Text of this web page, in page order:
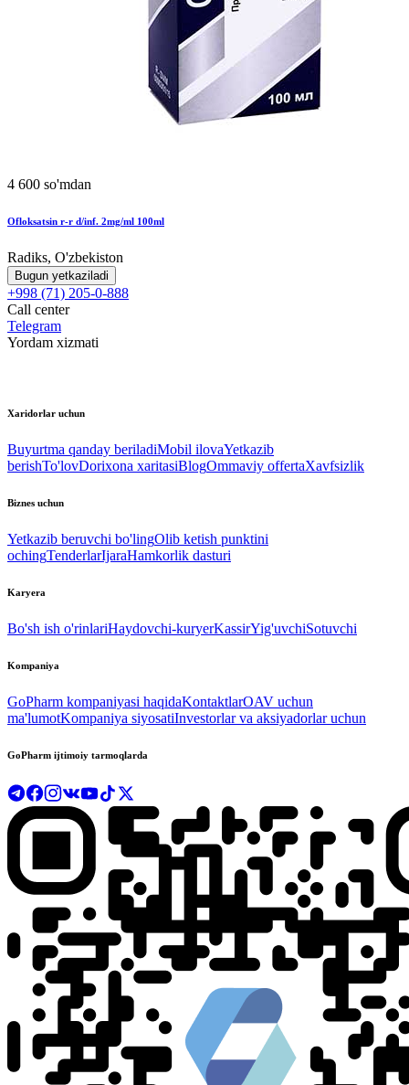
4 600 so'mdan
Ofloksatsin r-r d/inf. 2mg/ml 100ml
Radiks, O'zbekiston
Bugun yetkaziladi
+998 (71) 205-0-888
Call center
Telegram
Yordam xizmati
Xaridorlar uchun
Buyurtma qanday beriladiMobil ilovaYetkazib
berishTo'lovDorixona xaritasiBlogOmmaviy offertaXavfsizlik
Biznes uchun
Yetkazib beruvchi bo'lingOlib ketish punktini
ochingTenderlarIjaraHamkorlik dasturi
Karyera
Bo'sh ish o'rinlariHaydovchi-kuryerKassirYig'uvchiSotuvchi
Kompaniya
GoPharm kompaniyasi haqidaKontaktlarOAV uchun
ma'lumotKompaniya siyosatiInvestorlar va aksiyadorlar uchun
GoPharm ijtimoiy tarmoqlarda